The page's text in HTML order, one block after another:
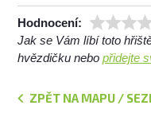
Hodnocení:
Jak se Vám líbí toto
hvězdičku nebopřidejte
ZPĚT NA MAPU /